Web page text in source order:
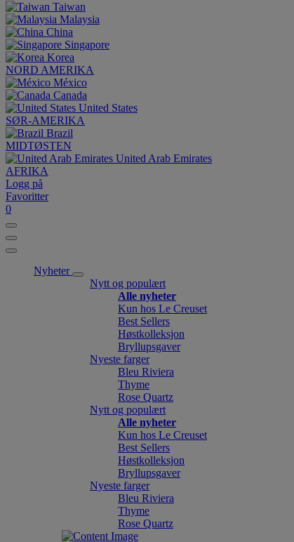
Taiwan
Malaysia
China
Singapore
Korea
NORD AMERIKA
México
Canada
United States
SØR-AMERIKA
Brazil
MIDTØSTEN
United Arab Emirates
AFRIKA
Logg på
Favoritter
0
Nyheter
Nytt og populært
Alle nyheter
Kun hos Le Creuset
Best Sellers
Høstkolleksjon
Bryllupsgaver
Nyeste farger
Bleu Riviera
Thyme
Rose Quartz
Nytt og populært
Alle nyheter
Kun hos Le Creuset
Best Sellers
Høstkolleksjon
Bryllupsgaver
Nyeste farger
Bleu Riviera
Thyme
Rose Quartz